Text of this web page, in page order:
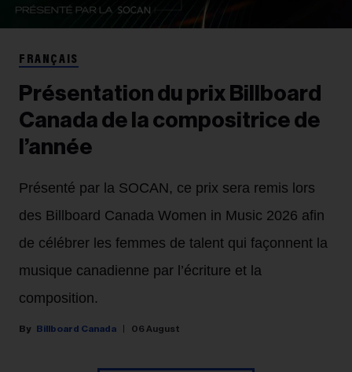
FRANÇAIS
Présentation du prix Billboard
Canada de la compositrice de
l’année
Présenté par la SOCAN, ce prix sera remis lors
des Billboard Canada Women in Music 2026 afin
de célébrer les femmes de talent qui façonnent la
musique canadienne par l’écriture et la
composition.
Billboard Canada 06 August